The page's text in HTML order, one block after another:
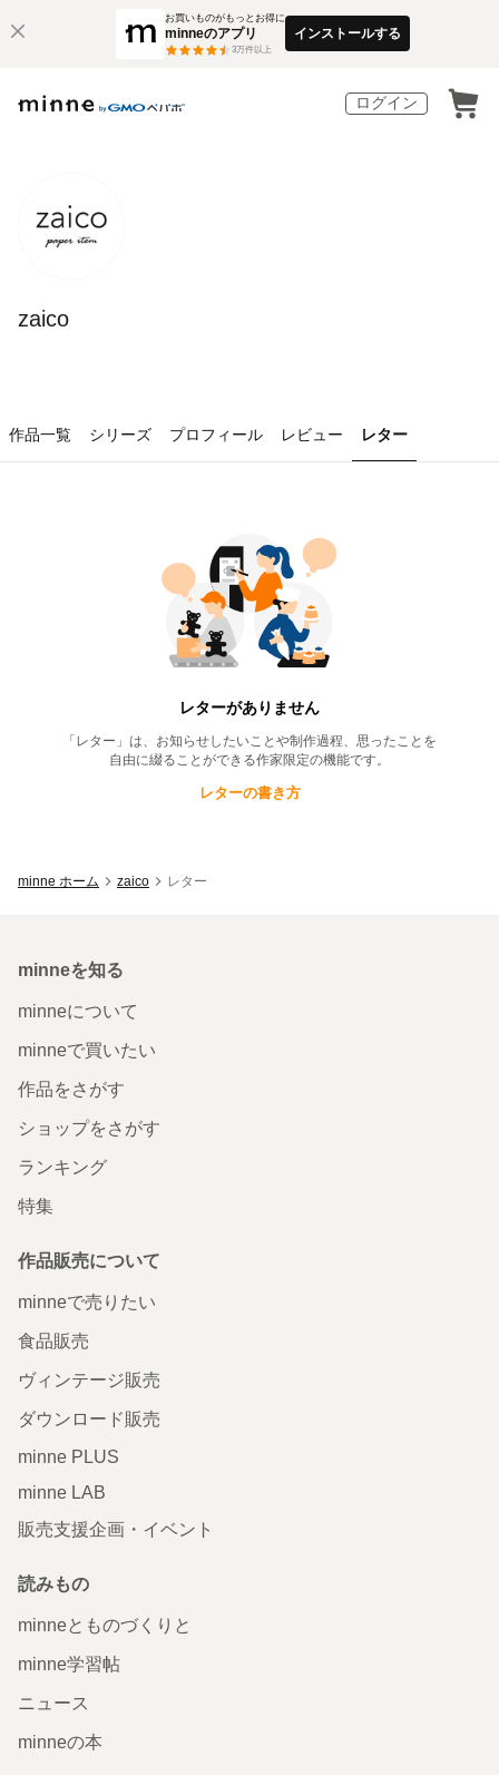
お買いものがもっとお得に
minneのアプリ
3万件以上
インストールする
ログイン
zaico
作品一覧 シリーズ プロフィール レビュー レター
のレター一覧
レターがありません
「レター」は、お知らせしたいことや制作過程、思ったことを
自由に綴ることができる作家限定の機能です。
レターの書き方
minne ホーム zaico レター
minneを知る
minneについて
minneで買いたい
作品をさがす
ショップをさがす
ランキング
特集
作品販売について
minneで売りたい
食品販売
ヴィンテージ販売
ダウンロード販売
minne PLUS
minne LAB
販売支援企画・イベント
読みもの
minneとものづくりと
minne学習帖
ニュース
minneの本